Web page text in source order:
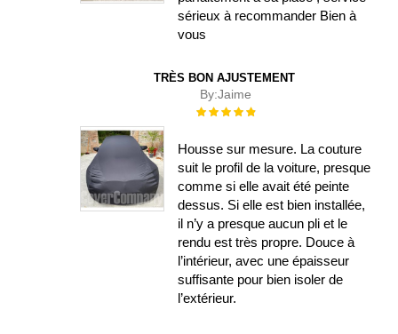
sérieux à recommander Bien à
vous
TRÈS BON AJUSTEMENT
By:Jaime
Évaluation :
Housse sur mesure. La couture
suit le profil de la voiture, presque
comme si elle avait été peinte
dessus. Si elle est bien installée,
il n’y a presque aucun pli et le
rendu est très propre. Douce à
l’intérieur, avec une épaisseur
suffisante pour bien isoler de
l’extérieur.